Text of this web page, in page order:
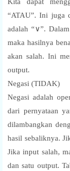
“ATAU”. Ini juga
adalah “∨”.
maka hasilnya
akan salah. Ini
output.
Negasi (TIDAK)
Negasi adalah
dari pernyataan
dilambangkan
hasil sebaliknya.
Jika input salah,
dan satu output.